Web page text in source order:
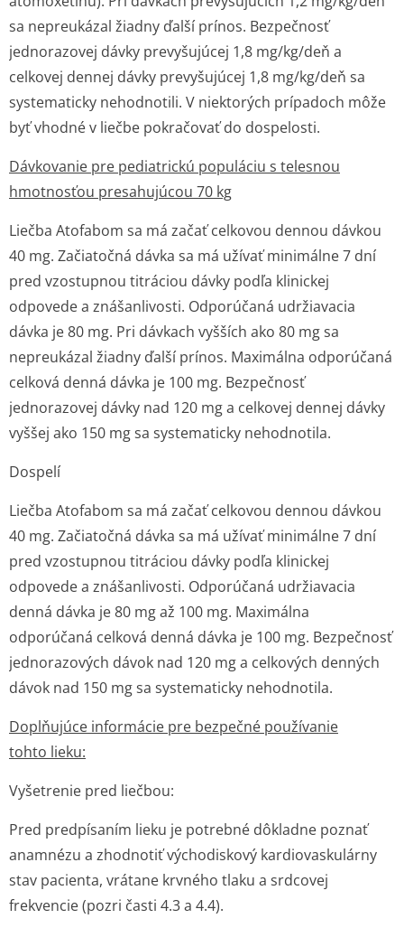
sa nepreukázal žiadny ďalší prínos. Bezpečnosť
jednorazovej dávky prevyšujúcej 1,8 mg/kg/deň a
celkovej dennej dávky prevyšujúcej 1,8 mg/kg/deň sa
systematicky nehodnotili. V niektorých prípadoch môže
byť vhodné v liečbe pokračovať do dospelosti.
Dávkovanie pre pediatrickú populáciu s telesnou
hmotnosťou presahujúcou 70 kg
Liečba Atofabom sa má začať celkovou dennou dávkou
40 mg. Začiatočná dávka sa má užívať minimálne 7 dní
pred vzostupnou titráciou dávky podľa klinickej
odpovede a znášanlivosti. Odporúčaná udržiavacia
dávka je 80 mg. Pri dávkach vyšších ako 80 mg sa
nepreukázal žiadny ďalší prínos. Maximálna odporúčaná
celková denná dávka je 100 mg. Bezpečnosť
jednorazovej dávky nad 120 mg a celkovej dennej dávky
vyššej ako 150 mg sa systematicky nehodnotila.
Dospelí
Liečba Atofabom sa má začať celkovou dennou dávkou
40 mg. Začiatočná dávka sa má užívať minimálne 7 dní
pred vzostupnou titráciou dávky podľa klinickej
odpovede a znášanlivosti. Odporúčaná udržiavacia
denná dávka je 80 mg až 100 mg. Maximálna
odporúčaná celková denná dávka je 100 mg. Bezpečnosť
jednorazových dávok nad 120 mg a celkových denných
dávok nad 150 mg sa systematicky nehodnotila.
Doplňujúce informácie pre bezpečné používanie
tohto lieku:
Vyšetrenie pred liečbou:
Pred predpísaním lieku je potrebné dôkladne poznať
anamnézu a zhodnotiť východiskový kardiovaskulárny
stav pacienta, vrátane krvného tlaku a srdcovej
frekvencie (pozri časti 4.3 a 4.4).